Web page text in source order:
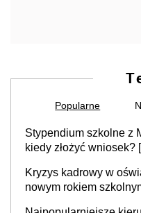
Popularne
Stypendium szkolne z
kiedy złożyć wniosek?
Kryzys kadrowy w
nowym rokiem